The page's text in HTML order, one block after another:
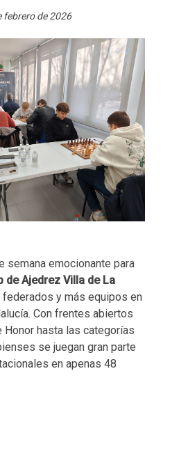
febrero de 2026
semana emocionante para
de Ajedrez Villa de La
federados y más equipos en
Con frentes abiertos
hasta las categorías
se juegan gran parte
en apenas 48